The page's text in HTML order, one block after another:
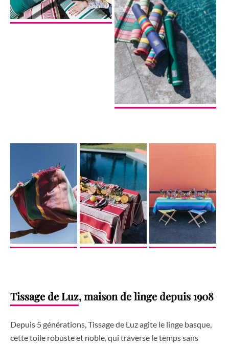
Tissage de Luz, maison de linge depuis 1908
Depuis 5 générations, Tissage de Luz agite le linge basque,
cette toile robuste et noble, qui traverse le temps sans